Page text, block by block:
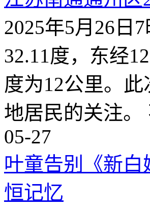
2025年5月26日
32.11度，东经
度为12公里。
地居民的关注
05-27
叶童告别《新
恒记忆